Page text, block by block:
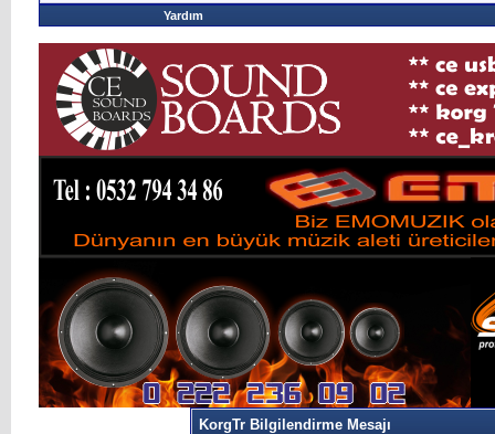
Yardım
KorgTr Bilgilendirme Mesajı